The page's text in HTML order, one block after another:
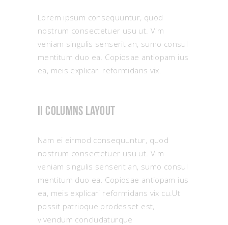
Lorem ipsum consequuntur, quod
nostrum consectetuer usu ut. Vim
veniam singulis senserit an, sumo consul
mentitum duo ea. Copiosae antiopam ius
ea, meis explicari reformidans vix.
II columns layout
Nam ei eirmod consequuntur, quod
nostrum consectetuer usu ut. Vim
veniam singulis senserit an, sumo consul
mentitum duo ea. Copiosae antiopam ius
ea, meis explicari reformidans vix cu.Ut
possit patrioque prodesset est,
vivendum concludaturque